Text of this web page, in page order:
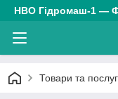
НВО Гідромаш-1 —
Товари та